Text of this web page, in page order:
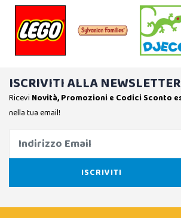
ISCRIVITI ALLA NEWSLETTER
Ricevi Novità, Promozioni e Codici Sconto
nella tua email!